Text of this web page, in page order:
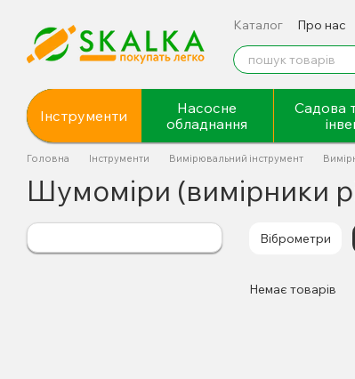
Каталог Про нас
Відгуки про
Інструменти
Насосне
обладнання
Садова
Головна Інструменти Вимірювальний інструмент
Шумоміри (вимірники
Віброметри
Немає товарів